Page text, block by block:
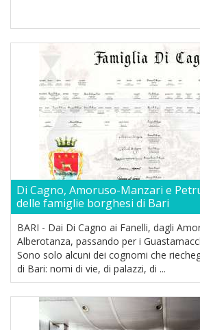
Di Cagno, Amoruso-Manzari e
delle famiglie borghesi di Bari
BARI - Dai Di Cagno ai Fanelli, dagli
Alberotanza, passando per i
Sono solo alcuni dei cognomi che
di Bari: nomi di vie, di palazzi, di ...